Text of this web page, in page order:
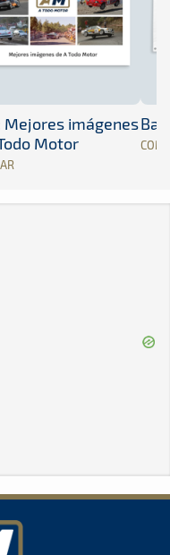
Mejores imágenes
Motor